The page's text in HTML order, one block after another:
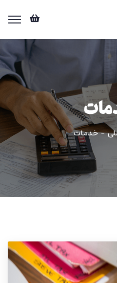
خدمات